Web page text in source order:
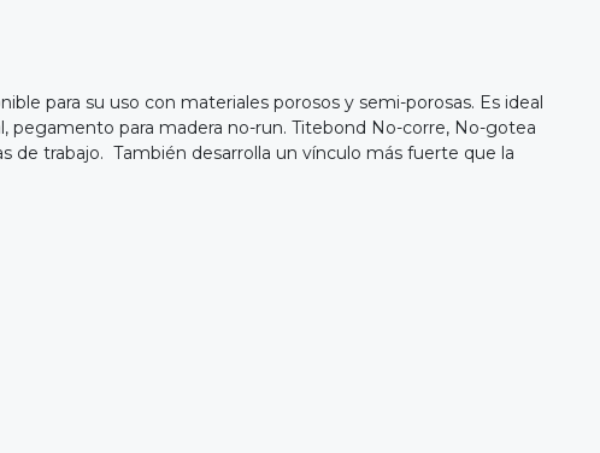
para su uso con materiales porosos y semi-porosas. Es ideal
pegamento para madera no-run. Titebond No-corre, No-gotea
de trabajo. También desarrolla un vínculo más fuerte que la